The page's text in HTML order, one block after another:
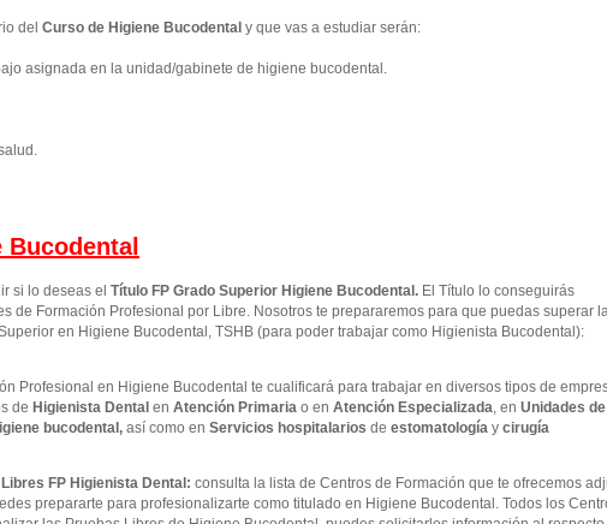
del Curso de Higiene Bucodental y que vas a estudiar serán:
asignada en la unidad/gabinete de higiene bucodental.
Bucodental
si lo deseas el Título FP Grado Superior Higiene Bucodental. El Título lo conseguirás
de Formación Profesional por Libre. Nosotros te prepararemos para que puedas superar
en Higiene Bucodental, TSHB (para poder trabajar como Higienista Bucodental):
Profesional en Higiene Bucodental te cualificará para trabajar en diversos tipos de
de Higienista Dental en Atención Primaria o en Atención Especializada , en Unidades de
bucodental, así como en Servicios hospitalarios de estomatología y cirugía
FP Higienista Dental: consulta la lista de Centros de Formación que te ofrecemos
prepararte para profesionalizarte como titulado en Higiene Bucodental. Todos los